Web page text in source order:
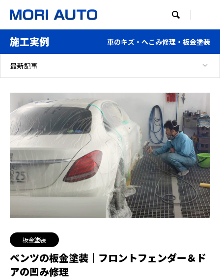

施工実例 車のキズ・へこみ修理・板金塗装
最新記事
板金塗装
ベンツの板金塗装｜フロントフェンダー＆ド
アの凹み修理